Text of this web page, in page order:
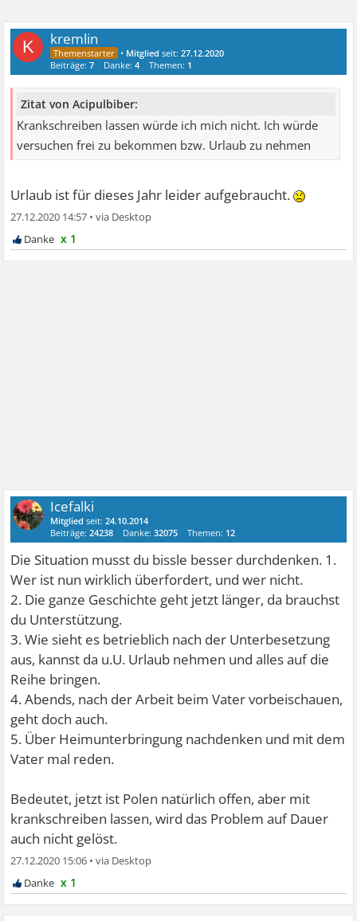
K kremlin
• Mitglied seit:27.12.2020
Beiträge:7 Danke:4 Themen: 1
Zitat von Acipulbiber:
Krankschreiben lassen würde ich mich nicht. Ich würde
versuchen frei zu bekommen bzw. Urlaub zu nehmen
Urlaub ist für dieses Jahr leider aufgebraucht.
27.12.2020 14:57 •
x 1
Icefalki
Mitglied seit:24.10.2014
Beiträge:24238 Danke:32075 Themen: 12
Die Situation musst du bissle besser durchdenken. 1.
Wer ist nun wirklich überfordert, und wer nicht.
2. Die ganze Geschichte geht jetzt länger, da brauchst
du Unterstützung.
3. Wie sieht es betrieblich nach der Unterbesetzung
aus, kannst da u.U. Urlaub nehmen und alles auf die
Reihe bringen.
4. Abends, nach der Arbeit beim Vater vorbeischauen,
geht doch auch.
5. Über Heimunterbringung nachdenken und mit dem
Vater mal reden.
Bedeutet, jetzt ist Polen natürlich offen, aber mit
krankschreiben lassen, wird das Problem auf Dauer
auch nicht gelöst.
27.12.2020 15:06 •
x 1